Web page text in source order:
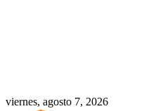
viernes, agosto 7, 2026